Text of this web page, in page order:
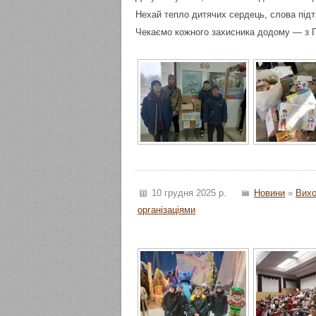
Нехай тепло дитячих сердець, слова
Чекаємо кожного захисника додому — з
10 грудня 2025 р. Новини »
організаціями